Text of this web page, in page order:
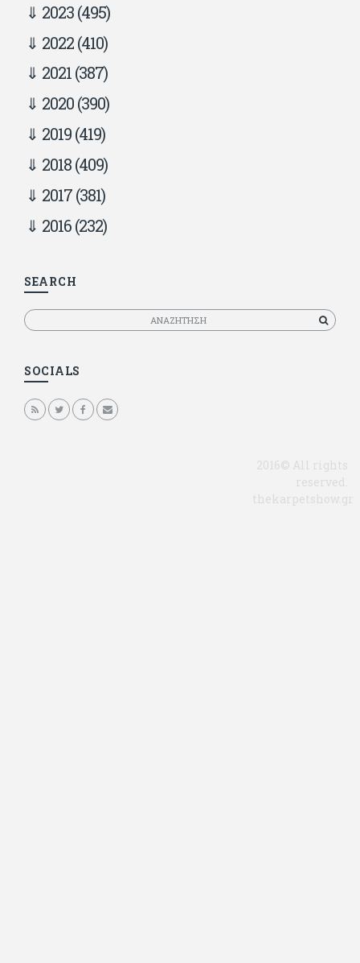
2023(495)
2022(410)
2021(387)
2020(390)
2019(419)
2018(409)
2017(381)
2016(232)
SEARCH
Αναζητηση
SOCIALS